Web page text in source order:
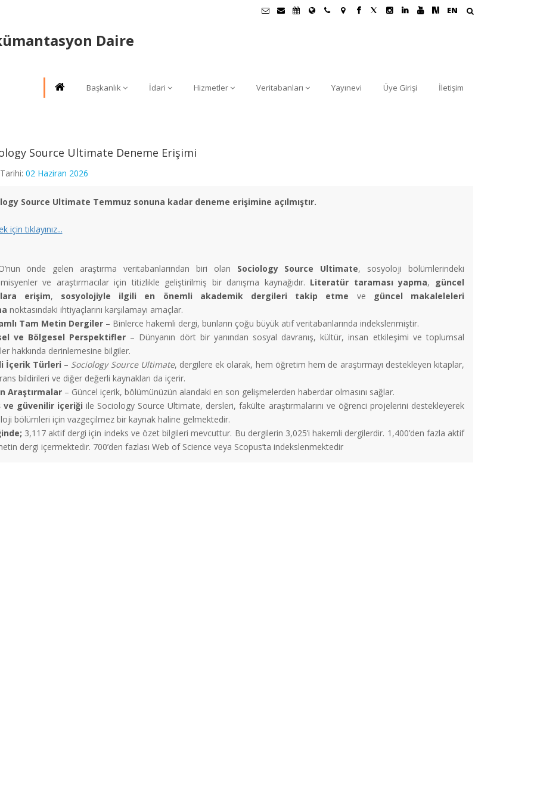
EN
Daire
Başkanlık İdari Hizmetler Veritabanları Yayınevi Üye Girişi İletişim
Source Ultimate Deneme Erişimi
02 Haziran 2026
Source Ultimate Temmuz sonuna kadar deneme erişimine açılmıştır.
için tıklayınız...
önde gelen araştırma veritabanlarından biri olan Sociology Source Ultimate, sosyoloji bölümlerindeki
ve araştırmacılar için titizlikle geliştirilmiş bir danışma kaynağıdır. Literatür taraması yapma,
güncel
erişim, sosyolojiyle ilgili en önemli akademik dergileri takip etme ve güncel makaleleleri
noktasındaki ihtiyaçlarını karşılamayı amaçlar.
Tam Metin Dergiler– Binlerce hakemli dergi, bunların çoğu büyük atıf veritabanlarında indekslenmiştir.
ve Bölgesel Perspektifler – Dünyanın dört bir yanından sosyal davranış, kültür, insan etkileşimi ve toplumsal
hakkında derinlemesine bilgiler.
İçerik Türleri – Sociology Source Ultimate, dergilere ek olarak, hem öğretim hem de araştırmayı destekleyen kitaplar,
bildirileri ve diğer değerli kaynakları da içerir.
Araştırmalar– Güncel içerik, bölümünüzün alandaki en son gelişmelerden haberdar olmasını sağlar.
ve güvenilir içeriği ile Sociology Source Ultimate, dersleri, fakülte araştırmalarını ve öğrenci projelerini destekleyerek
bölümleri için vazgeçilmez bir kaynak haline gelmektedir.
3,117 aktif dergi için indeks ve özet bilgileri mevcuttur. Bu dergilerin 3,025’i hakemli dergilerdir. 1,400’den fazla aktif
dergi içermektedir. 700’den fazlası Web of Science veya Scopus’ta indekslenmektedir